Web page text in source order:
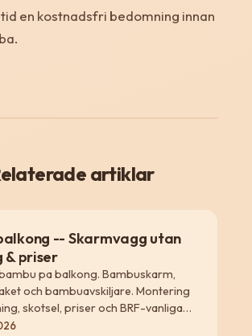
en kostnadsfri bedomning innan
artiklar
-- Skarmvagg utan
& priser
pa balkong. Bambuskarm,
och bambuavskiljare. Montering
skotsel, priser och BRF-vanliga